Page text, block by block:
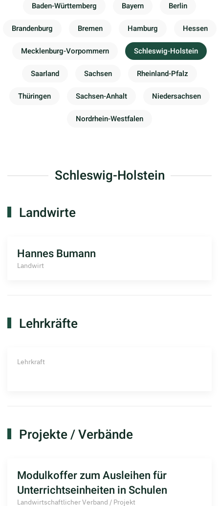
Baden-Württemberg Bayern Berlin
Brandenburg Bremen Hamburg Hessen
Mecklenburg-Vorpommern Schleswig-Holstein
Saarland Sachsen Rheinland-Pfalz
Thüringen Sachsen-Anhalt Niedersachsen
Nordrhein-Westfalen
Schleswig-Holstein
Landwirte
Hannes Bumann
Landwirt
Lehrkräfte
Lehrkraft
Projekte / Verbände
Modulkoffer zum Ausleihen für
Unterrichtseinheiten in Schulen
Landwirtschaftlicher Verband / Projekt